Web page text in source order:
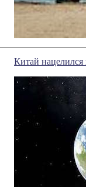
Китай